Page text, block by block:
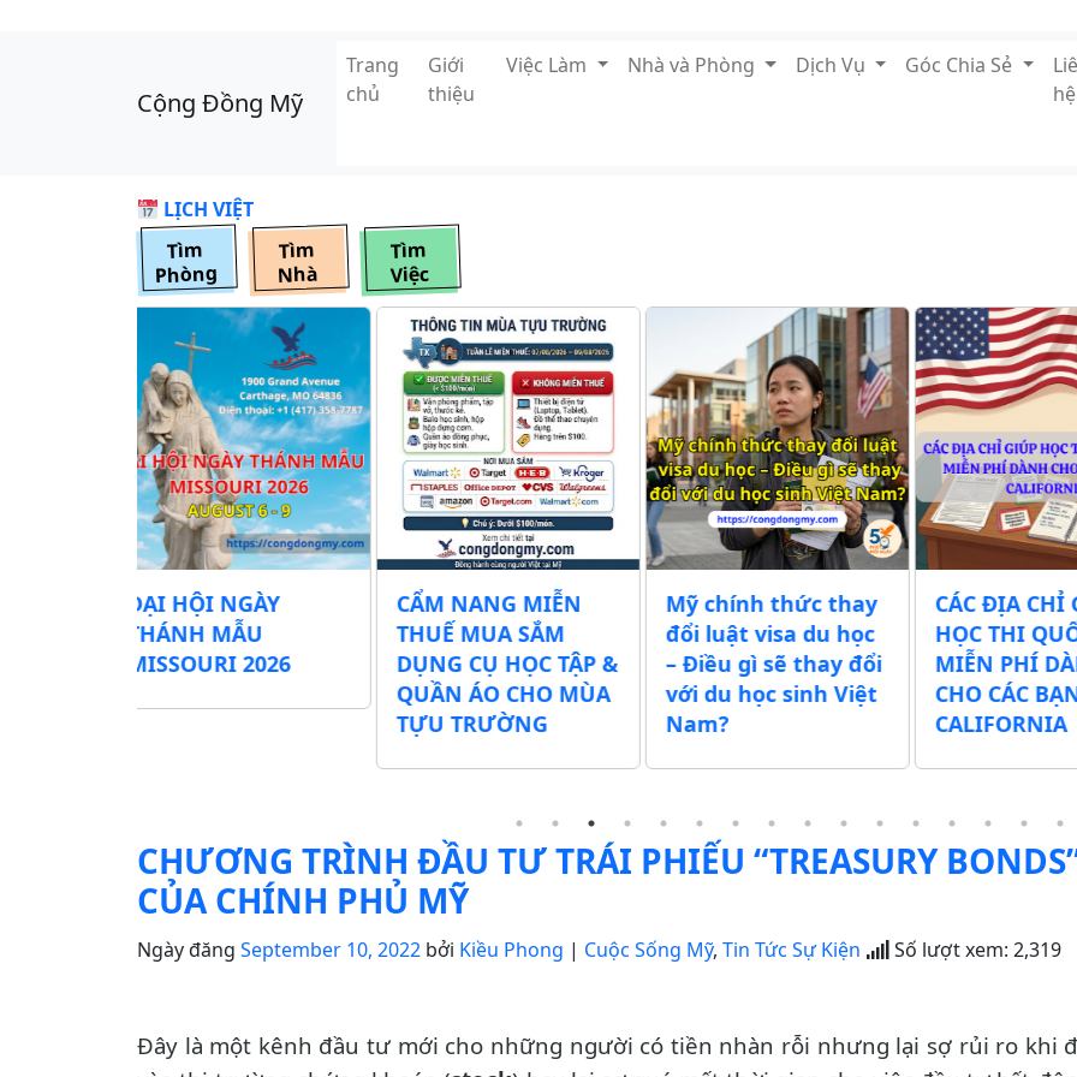
Cộng Đồng Mỹ
Trang
chủ
Giới
thiệu
Việc Làm Nhà và Phòng Dịch Vụ Góc Chia Sẻ
hệ
LỊCH VIỆT
Tìm
Phòng
Tìm
Nhà
Tìm
Việc
CẨM NANG MIỄN
THUẾ MUA SẮM
DỤNG CỤ HỌC TẬP &
Mỹ chính thức thay
đổi luật visa du học
– Điều gì sẽ thay đổi
với du học sinh Việt
Nam?
CÁC ĐỊA CHỈ GIÚP
HỌC THI QUỐC TỊCH
MIỄN PHÍ DÀNH
CHO CÁC BẠN Ở
CALIFORNIA
Chính
xuất tăng
tịch Mỹ
500 USD –
thể lên tới
CHƯƠNG TRÌNH ĐẦU TƯ TRÁI PHIẾU “TREASURY
CỦA CHÍNH PHỦ MỸ
Ngày đăng September 10, 2022 bởi Kiều Phong | Cuộc Sống Mỹ, Tin Tức Sự Kiện Số lượt xem: 2,319
Đây là một kênh đầu tư mới cho những người có tiền nhàn rỗi nhưng lại sợ rủi ro khi